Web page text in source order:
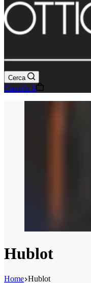
Cerca
Carrello 0
Hublot
Home Hublot